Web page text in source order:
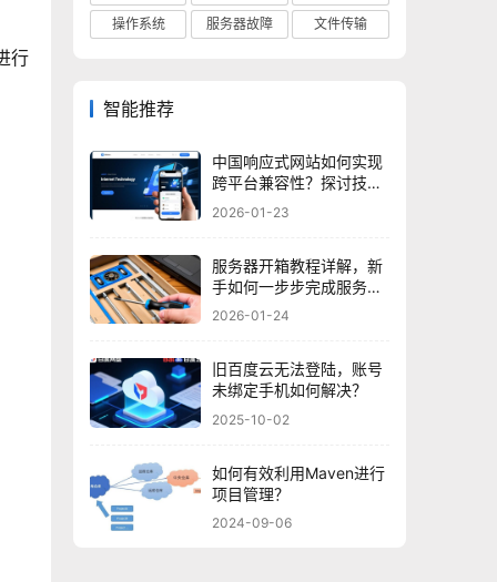
行
操作系统
服务器故障 文件传输
智能推荐
中国响应式网站如何实现
跨平台兼容性？探讨技术
挑战与优化策略
2026-01-23
服务器开箱教程详解，新
手如何一步步完成服务器
组装？
2026-01-24
旧百度云无法登陆，账号
未绑定手机如何解决？
2025-10-02
如何有效利用Maven进行
项目管理？
2024-09-06